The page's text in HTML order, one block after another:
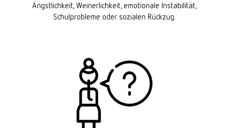
Ängstlichkeit, Weinerlichkeit, emotionale Instabilität,
Schulprobleme oder sozialen Rückzug.